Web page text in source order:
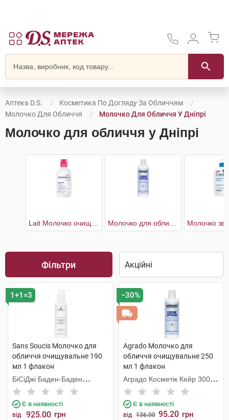
Аптека D.S.
Косметика По Догляду За Обличчям
Молочко Для Обличчя
Молочко Для Обличчя У Дніпрі
Молочко для обличчя у Дніпрі
Фільтри
1+1=3
Sans Soucis Молочко для
обличчя очищувальне 190
мл 1 флакон
БіСіДжі Баден-Баден
Косметікс Груп Гмбх
Є в наявності
від 925.00 грн
−30%
Agrado Молочко для
обличчя очищувальне 250
мл 1 флакон
Аградо Косметік Кейр 3000
С.Л.У.
Є в наявності
від 136.00 95.20 грн